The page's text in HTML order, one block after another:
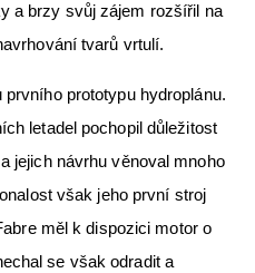
a brzy svůj zájem rozšířil na
tvarů vrtulí.
prototypu hydroplánu.
letadel pochopil důležitost
jejich návrhu věnoval mnoho
však jeho první stroj
měl k dispozici motor o
se však odradit a